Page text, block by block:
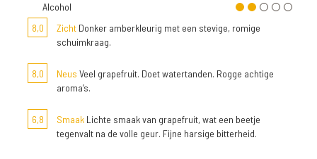
Alcohol
8,0
Zicht Donker amberkleurig met een stevige, romige
schuimkraag.
8,0 Neus Veel grapefruit. Doet watertanden. Rogge achtige
aroma’s.
6,8 Smaak Lichte smaak van grapefruit, wat een beetje
tegenvalt na de volle geur. Fijne harsige bitterheid.